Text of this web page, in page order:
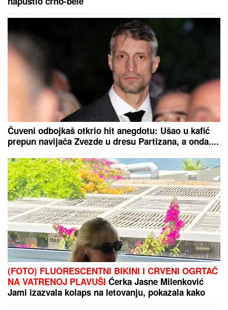
Čuveni odbojkaš otkrio hit anegdotu: Ušao u kafić
prepun navijača Zvezde u dresu Partizana, a onda....
(FOTO) FLUORESCENTNI BIKINI I CRVENI OGRTAČ
NA VATRENOJ PLAVUŠI Ćerka Jasne Milenković
Jami izazvala kolaps na letovanju, pokazala kako